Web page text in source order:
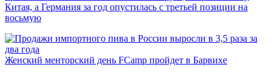
Китая, а Германия за год опустилась с третьей позиции на
восьмую
Женский менторский день FCamp пройдет в Барвихе